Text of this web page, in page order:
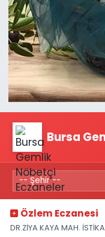
Bursa
Özlem Eczanesi
DR.ZİYA KAYA MAH.